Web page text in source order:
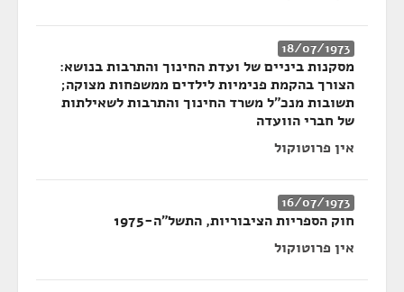
18/07/1973
מסקנות ביניים של ועדת החינוך והתרבות בנושא:
הצורך בהקמת פנימיות לילדים ממשפחות מצוקה;
תשובות מנכ"ל משרד החינוך והתרבות לשאילתות
של חברי הוועדה
אין פרוטוקול
16/07/1973
חוק הספריות הציבוריות, התשל"ה-1975
אין פרוטוקול